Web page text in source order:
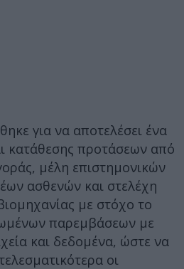
για να αποτελέσει ένα
κατάθεσης προτάσεων από
μέλη επιστημονικών
ασθενών και στελέχη
με στόχο το
παρεμβάσεων με
και δεδομένα, ώστε να
οι